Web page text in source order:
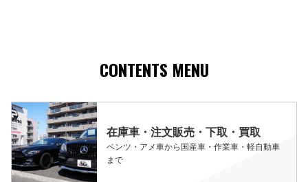
CONTENTS MENU
在庫車・注文販売・下取・買取
ベンツ・アメ車から国産車・作業車・軽自動車
まで